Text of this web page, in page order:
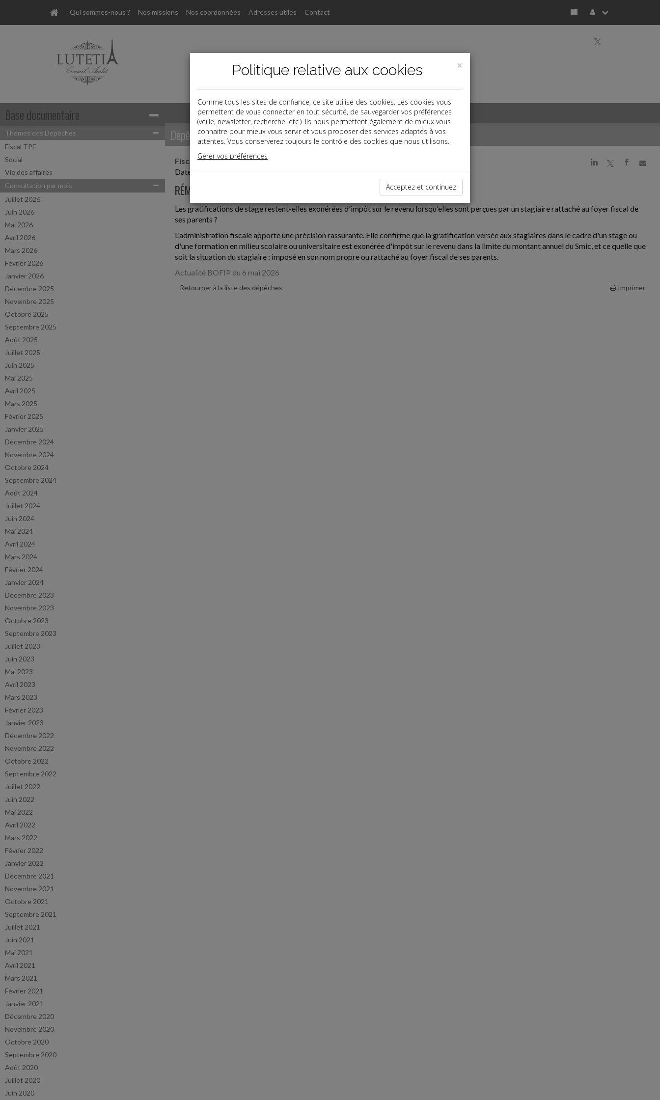
Qui sommes-nous ? Nos missions Nos coordonnées Adresses utiles Contact
a
Base documentaire
Thémes des Dépêches
Fiscal TPE
Social
Vie des affaires
Consultation par mois
Juillet 2026
Juin 2026
Mai 2026
Avril 2026
Mars 2026
Février 2026
Janvier 2026
Décembre 2025
Novembre 2025
Octobre 2025
Septembre 2025
Août 2025
Juillet 2025
Juin 2025
Mai 2025
Avril 2025
Mars 2025
Février 2025
Janvier 2025
Décembre 2024
Novembre 2024
Octobre 2024
Septembre 2024
Août 2024
Juillet 2024
Juin 2024
Mai 2024
Avril 2024
Mars 2024
Février 2024
Janvier 2024
Décembre 2023
Novembre 2023
Octobre 2023
Septembre 2023
Juillet 2023
Juin 2023
Mai 2023
Avril 2023
Mars 2023
Février 2023
Janvier 2023
Décembre 2022
Novembre 2022
Octobre 2022
Septembre 2022
Juillet 2022
Juin 2022
Mai 2022
Avril 2022
Mars 2022
Février 2022
Janvier 2022
Décembre 2021
Novembre 2021
Octobre 2021
Septembre 2021
Juillet 2021
Juin 2021
Mai 2021
Avril 2021
Mars 2021
Février 2021
Janvier 2021
Décembre 2020
Novembre 2020
Octobre 2020
Septembre 2020
Août 2020
Juillet 2020
Juin 2020
Dépêches
j a b
Fiscal TPE
Date: 2026-06-03
RÉMUNÉRATION DES STAGIAIRES
Les gratifications de stage restent-elles exonérées d'impôt sur le revenu lorsqu'elles sont perçues par un stagiaire rattaché au foyer fiscal de
ses parents ?
L'administration fiscale apporte une précision rassurante. Elle confirme que la gratification versée aux stagiaires dans le cadre d'un stage ou
d'une formation en milieu scolaire ou universitaire est exonérée d'impôt sur le revenu dans la limite du montant annuel du Smic, et ce quelle que
soit la situation du stagiaire : imposé en son nom propre ou rattaché au foyer fiscal de ses parents.
Actualité BOFIP du 6 mai 2026
Retourner à la liste des dépêches Imprimer
×
Politique relative aux cookies
Comme tous les sites de confiance, ce site utilise des cookies. Les cookies vous
permettent de vous connecter en tout sécurité, de sauvegarder vos préférences
(veille, newsletter, recherche, etc.). Ils nous permettent également de mieux vous
connaitre pour mieux vous servir et vous proposer des services adaptés à vos
attentes. Vous conserverez toujours le contrôle des cookies que nous utilisons.
Gérer vos préférences
Acceptez et continuez